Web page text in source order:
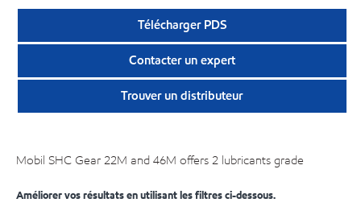
Télécharger PDS
Contacter un expert
Trouver un distributeur
Mobil SHC Gear 22M and 46M offers 2 lubricants grade
Améliorer vos résultats en utilisant les filtres ci-dessous.